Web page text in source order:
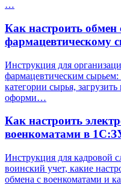
…
Как настроить
фармацевтическому
Инструкция для
фармацевтическим
категории сырья,
оформи…
Как настроить
военкоматами в
Инструкция для кадровой
воинский учет, какие
обмена с военкоматами и